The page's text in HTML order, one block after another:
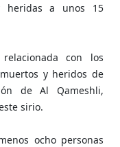
heridas a unos 15
con los
y heridos de
de Al Qameshli,
sirio.
ocho personas